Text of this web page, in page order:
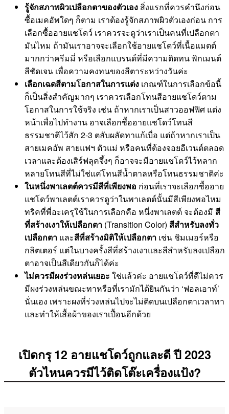
รู้จักสภาพผิวเปลือกตาของตัวเอง สิ่งแรกที่ควรคำนึงก่อน
ซื้อเมคอัพใดๆ ก็ตาม เราต้องรู้จักสภาพผิวตัวเองก่อน การ
เลือกซื้ออายแชโดว์ เราควรจะดูว่าเราเป็นคนที่เปลือกตา
มันไหม ถ้ามันเราอาจจะเลือกใช้อายแชโดว์ที่เนื้อแมตต์
มากกว่าครีมมี่ หรือเลือกแบรนด์ที่มีความติดทน พิกเมนต์
สีชัดเจน เพื่อความคงทนของสีตาระหว่างวันค่ะ
เลือกเฉดสีตามโอกาสในการแต่ง เกณฑ์ในการเลือกข้อนี้
ก็เป็นสิ่งสำคัญมากๆ เราควรเลือกโทนสีอายแชโดว์ตาม
โอกาสในการใช้จริง เช่น ถ้าหากเราเป็นสาวออฟฟิศ แต่ง
หน้าเพื่อไปทำงาน อาจเลือกซื้ออายแชโดว์โทนสี
ธรรมชาติไว้สัก 2-3 ตลับผลัดทาแก้เบื่อ แต่ถ้าหากเราเป็น
สายเมคอัพ สายแฟฯ ตัวแม่ หรือคนที่ต้องจอยอีเวนต์ตลอด
เวลาและต้องเสิร์ฟลุคจึ้งๆ ก็อาจจะมีอายแชโดว์ไว้หลาก
หลายโทนสีที่ไม่ใช่แค่โทนสีน้ำตาลหรือโทนธรรมชาติค่ะ
ในหนึ่งพาเลตต์ควรมีสีที่เพียงพอ ก่อนที่เราจะเลือกซื้ออาย
แชโดว์พาเลตต์เราควรดูว่าในพาเลตต์นั้นมีสีเพียงพอไหม
ทริคที่พี่อะเครุใช้ในการเลือกคือ หนึ่งพาเลตต์ จะต้องมี สี
ที่สร้างเงาให้เปลือกตา (Transition Color) สีสำหรับลงทั่ว
เปลือกตา และสีที่สร้างมิติให้เปลือกตา เช่น ชิมเมอร์หรือ
กลิตเตอร์ แต่ในบางครั้งสีที่สร้างเงาและสีสำหรับลงเปลือก
ตาอาจเป็นสีเดียวกันก็ได้ค่ะ
ไม่ควรมีผงร่วงหล่นเยอะ ใช่แล้วค่ะ อายแชโดว์ที่ดีไม่ควร
มีผงร่วงหล่นขณะทาหรือที่เรามักได้ยินกันว่า ‘ฟอลเอาท์’
นั่นเอง เพราะผงที่ร่วงหล่นไปจะไม่ติดบนเปลือกตาเวลาทา
และทำให้เสื้อผ้าของเราเปื้อนอีกด้วย
เปิดกรุ 12 อายแชโดว์ถูกและดี ปี 2023
ตัวไหนควรมีไว้ติดโต๊ะเครื่องแป้ง?